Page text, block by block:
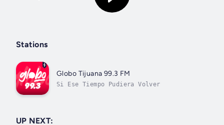
Stations
Globo Tijuana 99.3 FM
Si Ese Tiempo Pudiera Volver
UP NEXT: